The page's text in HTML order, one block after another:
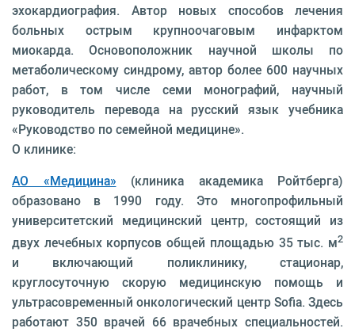
эхокардиография. Автор новых способов лечения
больных острым крупноочаговым инфарктом
миокарда. Основоположник научной школы по
метаболическому синдрому, автор более 600 научных
работ, в том числе семи монографий, научный
руководитель перевода на русский язык учебника
«Руководство по семейной медицине».
О клинике:
АО «Медицина» (клиника академика Ройтберга)
образовано в 1990 году. Это многопрофильный
университетский медицинский центр, состоящий из
двух лечебных корпусов общей площадью 35 тыс. м2
и включающий поликлинику, стационар,
круглосуточную скорую медицинскую помощь и
ультрасовременный онкологический центр Sofia. Здесь
работают 350 врачей 66 врачебных специальностей.